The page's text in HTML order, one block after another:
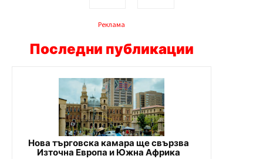
Реклама
Последни публикации
Нова търговска камара ще свързва
Източна Европа и Южна Африка